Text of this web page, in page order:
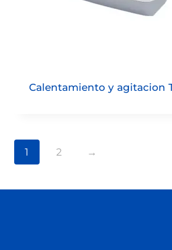
Calentamiento y agitacion
1 2 →